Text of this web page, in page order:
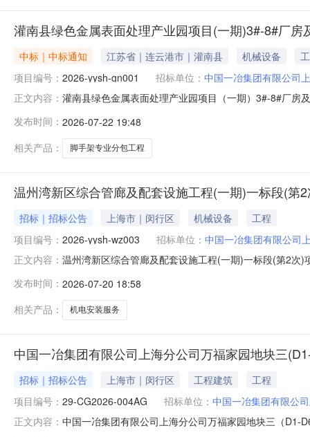
灌南县绿色金属表面处理产业园项目(一期)3#-8#厂
中标｜中标通知 江苏省｜连云港市｜灌南县 机械设备
项目编号： 2026-yysh-gn001 招标单位： 中国一冶集团有限公司
正文内容： 灌南县绿色金属表面处理产业园项目（一期）3#-8#厂房
属表面处理产业园项目（一期）3#-8#厂房及办公用房和
的审批，现确定
发布时间： 2026-07-22 19:48
相关产品：
脚手架专业分包工程
温州湾新区综合管廊及配套设施工程(一期)一标段(第
招标｜招标公告 上海市｜闵行区 机械设备
工程
项目编号： 2026-yysh-wz003 招标单位： 中国一冶集团有限公司
正文内容： 温州湾新区综合管廊及配套设施工程(一期)一标段(第2次
wz003二、招标项目概况：1、招标工程名称：温州湾新
湾新区，天柱变出线到新川大
发布时间： 2026-07-20 18:58
相关产品：
机电安装服务
中国一冶集团有限公司上海分公司万福家园地块三
招标｜招标公告 上海市｜闵行区 工程建筑
工程
项目编号： 29-CG2026-004AG 招标单位： 中国一冶集团有限公
正文内容： 中国一冶集团有限公司上海分公司万福家园地块三（D1-